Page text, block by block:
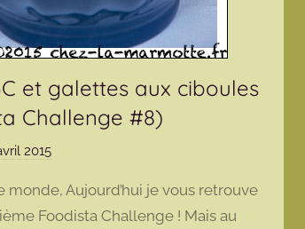
et galettes aux ciboules
Challenge #8)
2015p
r
m
monde, Aujourd’hui je vous retrouve
Foodista Challenge ! Mais au